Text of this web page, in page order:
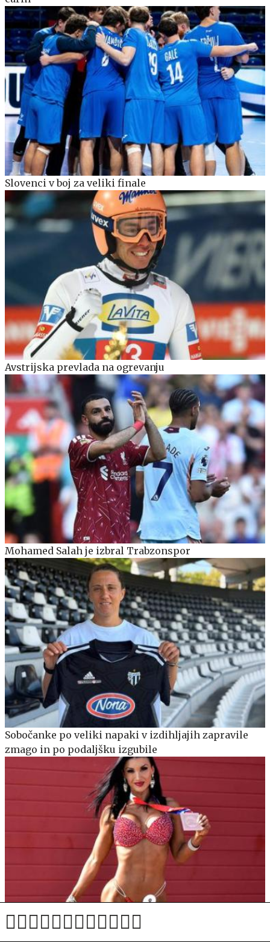
Slovenci v boj za veliki finale
Avstrijska prevlada na ogrevanju
Mohamed Salah je izbral Trabzonspor
Sobočanke po veliki napaki v izdihljajih zapravile
zmago in po podaljšku izgubile